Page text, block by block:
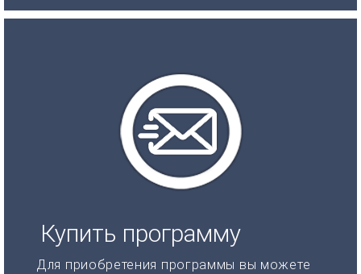
Купить программу
Для приобретения программы вы можете